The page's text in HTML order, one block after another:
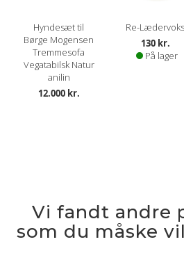
Hyndesæt til
Børge Mogensen
Tremmesofa
Vegatabilsk Natur
anilin
12.000 kr.
Re-Lædervoks
130 kr.
På lager
Vi fandt andre
som du måske